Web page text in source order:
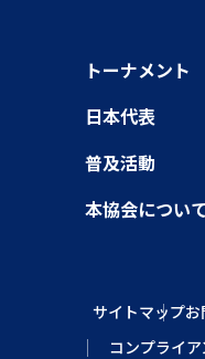
トーナメント
日本代表
普及活動
本協会につい
サイトマップ
コンプライ